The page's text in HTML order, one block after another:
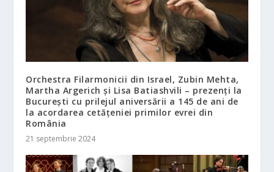
Orchestra Filarmonicii din Israel, Zubin Mehta,
Martha Argerich și Lisa Batiashvili – prezenți la
București cu prilejul aniversării a 145 de ani de
la acordarea cetățeniei primilor evrei din
România
21 septembrie 2024